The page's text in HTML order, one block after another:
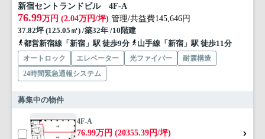
新宿セントランドビル 4F-A
76.99万円 (2.04万円/坪) 管理/共益費145,646円
37.82坪 (125.05㎡) /築32年 /10階建
都営新宿線「新宿」駅 徒歩9分
山手線「新宿」駅 徒歩11分
オートロック エレベーター 光ファイバー
耐震構造
24時間緊急通報システム
募集中の物件
4F-A
76.99万円 (20355.39円/坪)